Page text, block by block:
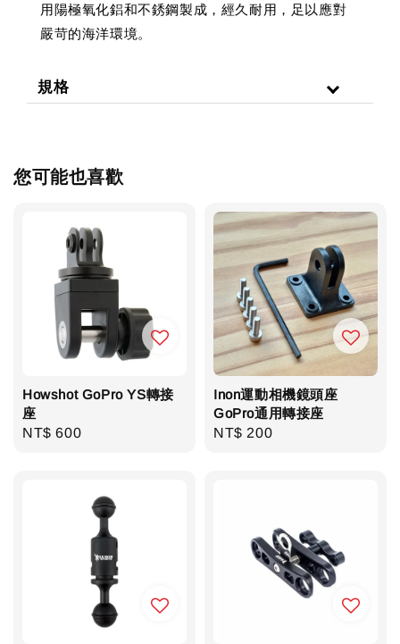
用陽極氧化鋁和不銹鋼製成，經久耐用，足以應對
嚴苛的海洋環境。
規格
您可能也喜歡
Howshot GoPro YS轉接
座
Regular
NT$ 600
Inon運動相機鏡頭座
GoPro通用轉接座
Regular
NT$ 200